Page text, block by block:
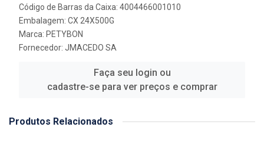
Código de Barras da Caixa: 4004466001010
Embalagem: CX 24X500G
Marca: PETYBON
Fornecedor: JMACEDO SA
Faça seu login ou
cadastre-se para ver preços e comprar
Produtos Relacionados